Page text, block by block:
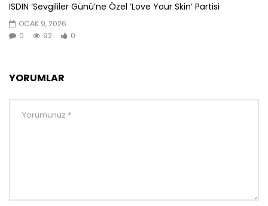
ISDIN ‘Sevgililer Günü’ne Özel ‘Love Your Skin’ Partisi
OCAK 9, 2026
0
92 0
YORUMLAR